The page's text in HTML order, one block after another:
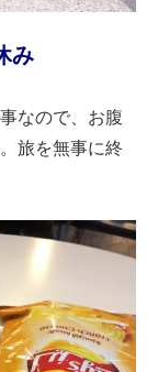
み
なので、お腹
旅を無事に終